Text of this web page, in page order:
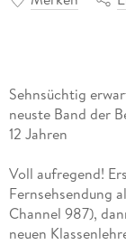
Sehnsüchtig
neuste Band der
12 Jahren
Voll aufregend!
Fernsehsendung
Channel 987),
neuen